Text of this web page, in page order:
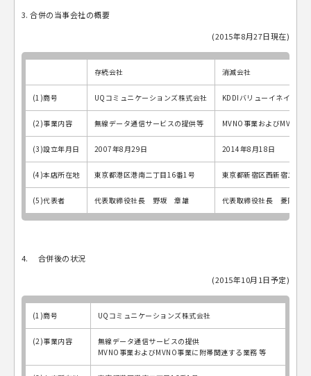
3. 合併の当事会社の概要
(2015年8月27日現在)
存続会社 消滅会社
(1)商号 UQコミュニケーションズ株式会社 KDDIバリューイネイブラ
(2)事業内容 無線データ通信サービスの提供等 MVNO事業およびMVNO
(3)設立年月日 2007年8月29日 2014年8月18日
(4)本店所在地 東京都港区港南二丁目16番1号 東京都新宿区西新宿二丁
(5)代表者 代表取締役社長 野坂 章雄 代表取締役社長 菱岡 弘
4. 合併後の状況
(2015年10月1日予定)
(1)商号 UQコミュニケーションズ株式会社
(2)事業内容
無線データ通信サービスの提供
MVNO事業およびMVNO事業に附帯関連する業務 等